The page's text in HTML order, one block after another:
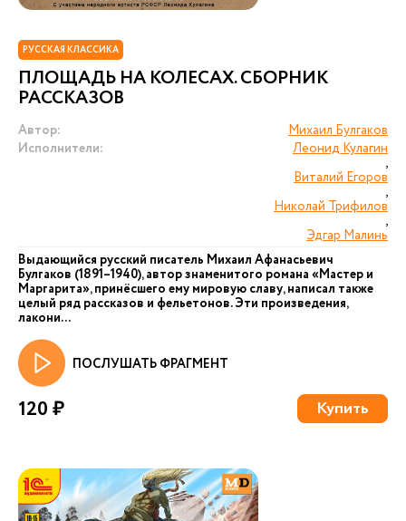
РУССКАЯ КЛАССИКА
ПЛОЩАДЬ НА КОЛЕСАХ. СБОРНИК
РАССКАЗОВ
Автор:
Михаил Булгаков
Исполнители:
Леонид Кулагин
,
Виталий Егоров
,
Николай Трифилов
,
Эдгар Малинь
Выдающийся русский писатель Михаил Афанасьевич
Булгаков (1891–1940), автор знаменитого романа «Мастер и
Маргарита», принёсшего ему мировую славу, написал также
целый ряд рассказов и фельетонов. Эти произведения,
лакони...
ПОСЛУШАТЬ ФРАГМЕНТ
120 ₽ Купить